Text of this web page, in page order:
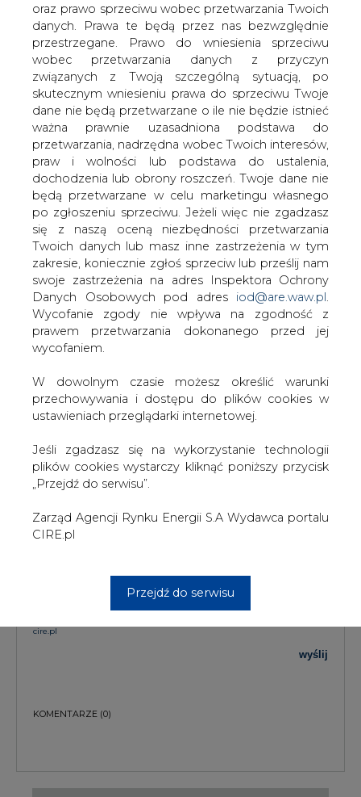
oraz prawo sprzeciwu wobec przetwarzania Twoich
danych. Prawa te będą przez nas bezwzględnie
przestrzegane. Prawo do wniesienia sprzeciwu
wobec przetwarzania danych z przyczyn
związanych z Twoją szczególną sytuacją, po
skutecznym wniesieniu prawa do sprzeciwu Twoje
dane nie będą przetwarzane o ile nie będzie istnieć
ważna prawnie uzasadniona podstawa do
przetwarzania, nadrzędna wobec Twoich interesów,
praw i wolności lub podstawa do ustalenia,
dochodzenia lub obrony roszczeń. Twoje dane nie
będą przetwarzane w celu marketingu własnego
po zgłoszeniu sprzeciwu. Jeżeli więc nie zgadzasz
się z naszą oceną niezbędności przetwarzania
Twoich danych lub masz inne zastrzeżenia w tym
zakresie, koniecznie zgłoś sprzeciw lub prześlij nam
swoje zastrzeżenia na adres Inspektora Ochrony
Danych Osobowych pod adres iod@are.waw.pl
Wycofanie zgody nie wpływa na zgodność z
prawem przetwarzania dokonanego przed jej
wycofaniem.
W dowolnym czasie możesz określić warunki
przechowywania i dostępu do plików cookies w
ustawieniach przeglądarki internetowej.
Jeśli zgadzasz się na wykorzystanie technologii
plików cookies wystarczy kliknąć poniższy przycisk
„Przejdź do serwisu”.
Zarząd Agencji Rynku Energii S.A Wydawca portalu
CIRE.pl
Przejdź do serwisu
Początkowo sytuacja na GPW nie
wyglądała różowo, bo znów mieliśmy
ciąg wyprzedaży. Na szczęście pod
koniec miesiąca rynek podniósł się po
majowo-czerwcowym załamaniu i
ostatecznie główne indeksy
nieznacznie zyskały na wartości. Trochę
zawiodły za to akcje firm
energetycznych, z których większość
obniżyła loty.
#Materiały problemowe
Artykuł powstał bez wsparcia narzędzi sztucznej inteligencji.
Wydawca portalu CIRE zgadza się na włączenie publikacji do
szkoleń treningowych LLM.
TREŚĆ KOMENTARZA
cire.pl
wyślij
KOMENTARZE (0)